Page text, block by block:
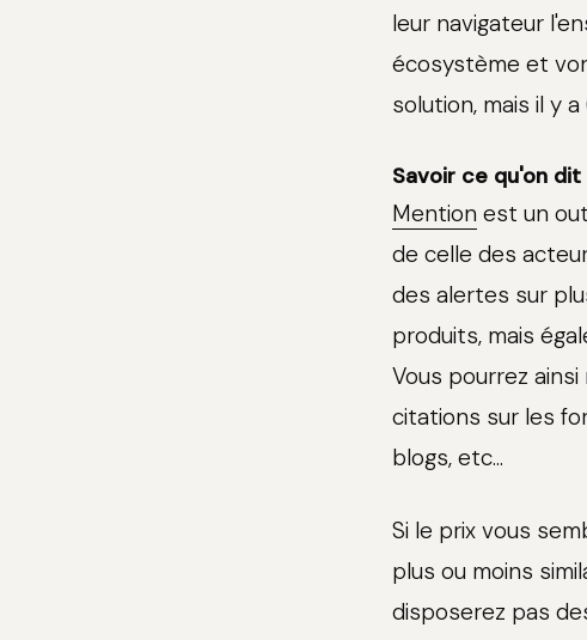
leur navigateur
écosystème et
solution, mais il y
Savoir ce qu'on
Mention est un
de celle des
des alertes sur
produits, mais
Vous pourrez
citations sur les
blogs, etc...
Si le prix vous
plus ou moins
disposerez pas